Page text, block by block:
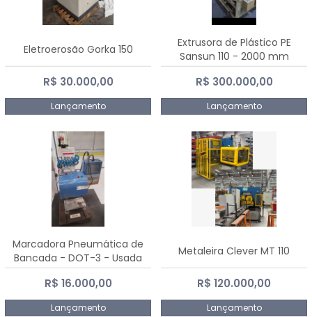
Eletroerosão Gorka 150
R$ 30.000,00
Lançamento
Extrusora de Plástico PE
Sansun 110 - 2000 mm
R$ 300.000,00
Lançamento
Marcadora Pneumática de
Bancada - DOT-3 - Usada
R$ 16.000,00
Lançamento
Metaleira Clever MT 110
R$ 120.000,00
Lançamento